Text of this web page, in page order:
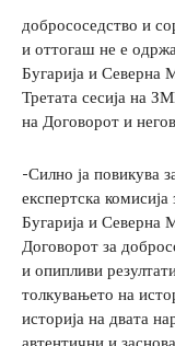
добрососедство и
и оттогаш не е
Бугарија и Северна
Третата сесија на
на Договорот и
-Силно ја повикува
експертска
Бугарија и Северна
Договорот за
и опипливи
толкувањето на
историја на двата